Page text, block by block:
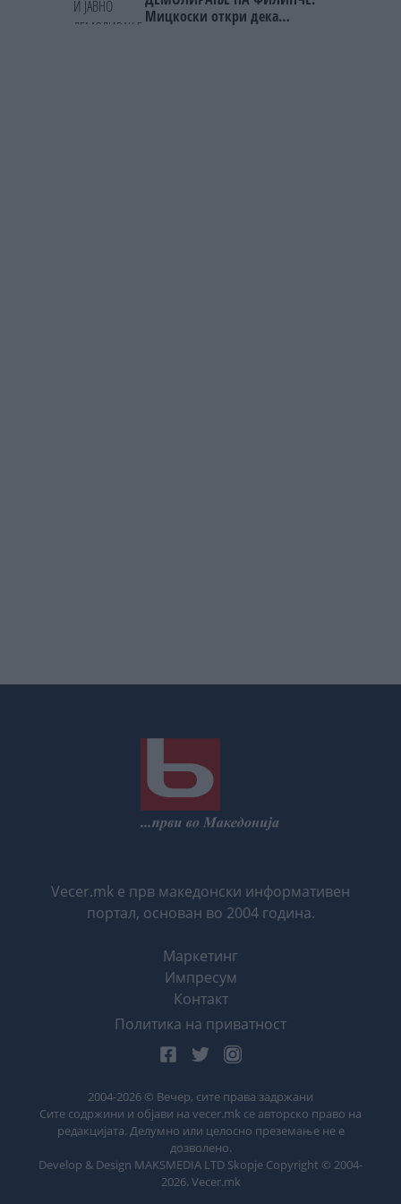
Мицкоски откри дека
Vecer.mk е прв македонски информативен
портал, основан во 2004 година.
Маркетинг
Импресум
Контакт
Политика на приватност
2004-2026 © Вечер, сите права задржани
Сите содржини и објави на vecer.mk се авторско право на
редакцијата. Делумно или целосно преземање не е
дозволено.
Develop & Design MAKSMEDIA LTD Skopje Copyright © 2004-
2026. Vecer.mk